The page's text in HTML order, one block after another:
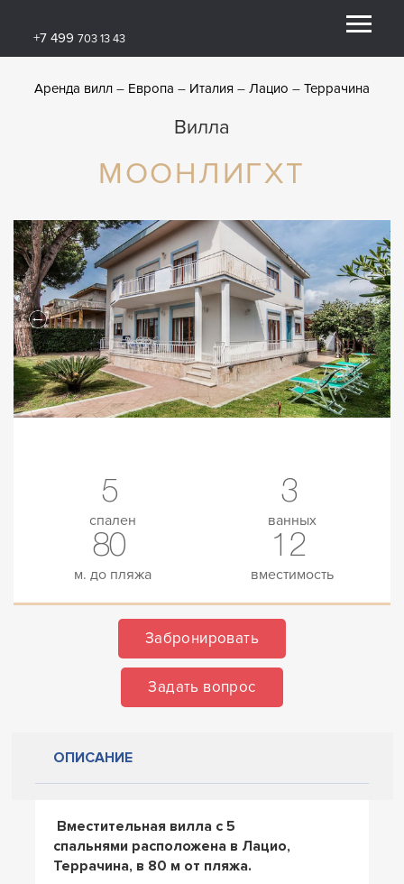
+7 499 703 13 43
Аренда вилл Европа Италия Лацио Террачина
Вилла
МООНЛИГХТ
5
спален
3
ванных
80
м. до пляжа
12
вместимость
Забронировать
Задать вопрос
ОПИСАНИЕ
Вместительная вилла с 5
спальнями расположена в Лацио,
Террачина, в 80 м от пляжа.